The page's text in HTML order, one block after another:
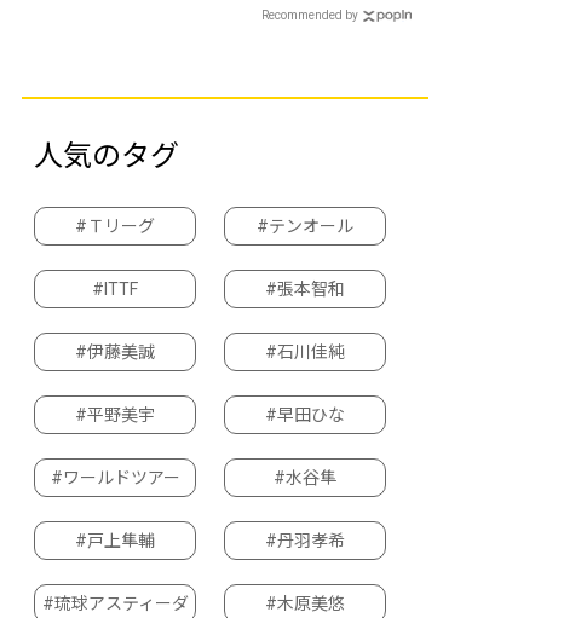
目指している」＜卓
Recommended by
人気のタグ
#Ｔリーグ #テンオール
#ITTF #張本智和
#伊藤美誠 #石川佳純
#平野美宇 #早田ひな
#ワールドツアー #水谷隼
#戸上隼輔 #丹羽孝希
#琉球アスティーダ #木原美悠